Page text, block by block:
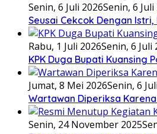
Senin, 6 Juli 2026Senin, 6 Juli
Seusai Cekcok Dengan
Rabu, 1 Juli 2026Senin, 6 Juli
KPK Duga Bupati Kuansing
Jumat, 8 Mei 2026Senin, 6
Wartawan Diperiksa Karena
Senin, 24 November 2025